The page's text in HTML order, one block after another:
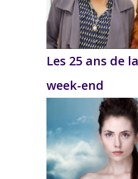
Les 25 ans de
week-end